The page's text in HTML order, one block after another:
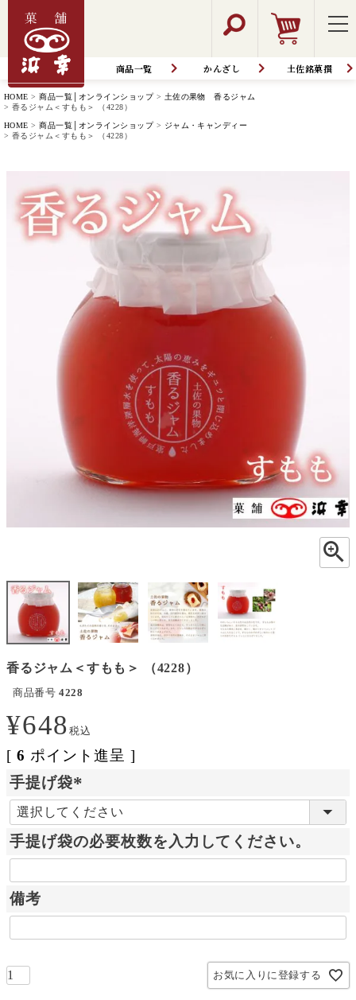
商品一覧 かんざし 土佐銘菓撰
HOME 商品一覧│オンラインショップ
土佐の果物 香るジャム
香るジャム＜すもも＞ （4228）
HOME 商品一覧│オンラインショップ
ジャム・キャンディー
香るジャム＜すもも＞ （4228）
香るジャム＜すもも＞ （4228）
商品番号 4228
¥648税込
[ 6 ポイント進呈 ]
手提げ袋
(
必
須
)
手提げ袋の必要枚数を入力してください。
備考
お気に入りに登録する